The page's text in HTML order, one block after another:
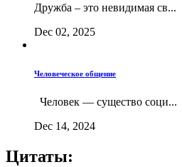
Дружба – это невидимая св...
Dec 02, 2025
Человеческое общение
Человек — существо соци...
Dec 14, 2024
Цитаты: